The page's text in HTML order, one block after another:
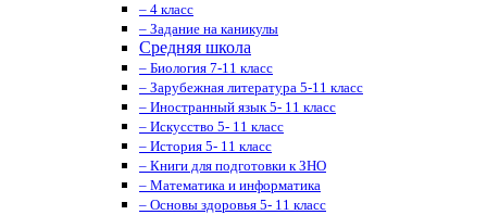
– 4 класс
– Задание на каникулы
Средняя школа
– Биология 7-11 класс
– Зарубежная литература 5-11 класс
– Иностранный язык 5- 11 класс
– Искусство 5- 11 класс
– История 5- 11 класс
– Книги для подготовки к ЗНО
– Математика и информатика
– Основы здоровья 5- 11 класс